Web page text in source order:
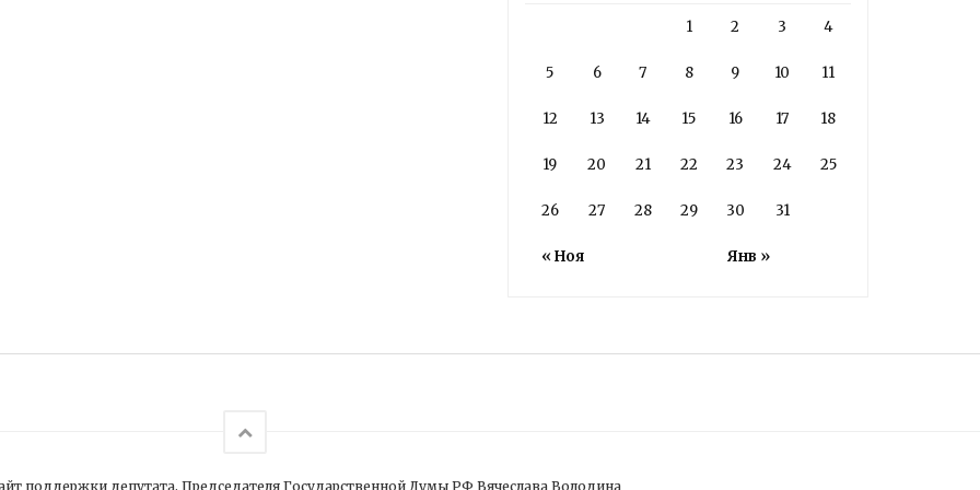
« Ноя Янв »
1 2 3 4
5 6 7 8 9 10 11
12 13 14 15 16 17 18
19 20 21 22 23 24 25
26 27 28 29 30 31
поддержки депутата, Председателя Государственной Думы РФ Вячеслава Володина